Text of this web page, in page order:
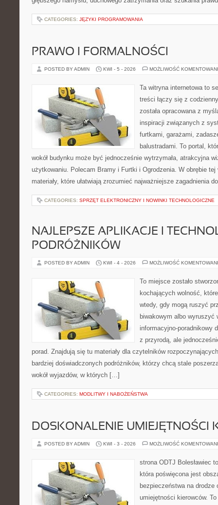
CATEGORIES: JĘZYKI PROGRAMOWANIA
PRAWO I FORMALNOŚCI
POSTED BY ADMIN KWI - 5 - 2026 MOŻLIWOŚĆ
Ta witryna internetowa to
treści łączy się z
została opracowana z
inspiracji związanych z
furtkami, garażami,
balustradami. To portal,
wokół budynku może być jednocześnie wytrzymała, atrakcyjna
użytkowaniu. Polecam Bramy i Furtki i Ogrodzenia. W obrębie tej
materiały, które ułatwiają zrozumieć najważniejsze zagadnienia
CATEGORIES: SPRZĘT ELEKTRONICZNY I NOWINKI TECHNOLOGICZNE
NAJLEPSZE APLIKACJE I
PODRÓŻNIKÓW
POSTED BY ADMIN KWI - 4 - 2026 MOŻLIWOŚĆ
To miejsce zostało
kochających wolność,
wtedy, gdy mogą ruszyć
biwakowym albo wyruszyć
informacyjno-poradnikowy
z przyrodą, ale
porad. Znajdują się tu materiały dla czytelników
bardziej doświadczonych podróżników, którzy chcą stale
wokół wyjazdów, w których […]
CATEGORIES: MODLITWY I NABOŻEŃSTWA
DOSKONALENIE UMIEJĘTNOŚCI
POSTED BY ADMIN KWI - 3 - 2026 MOŻLIWOŚĆ
strona ODTJ Bolesławiec
która poświęcona jest
bezpieczeństwa na drodze
umiejętności kierowców.